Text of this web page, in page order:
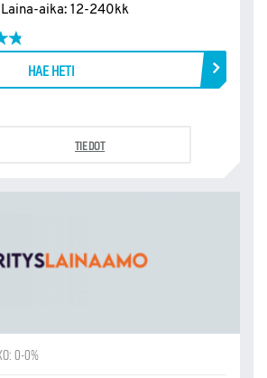
Laina-aika: 12-240kk
TIEDOT
HAE HETI
0-0%